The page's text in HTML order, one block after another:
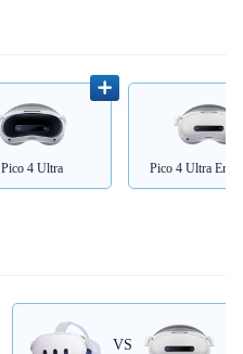
Pico 4 Ultra Pico 4 Ultra
VS